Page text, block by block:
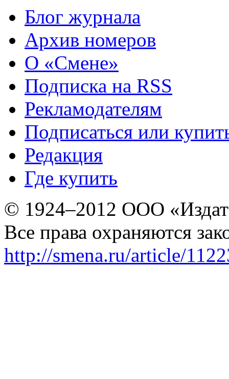
Блог журнала
Архив номеров
О «Смене»
Подписка на RSS
Рекламодателям
Подписаться или
Редакция
Где купить
© 1924–2012 ООО
Все права охраняются
http://smena.ru/article/